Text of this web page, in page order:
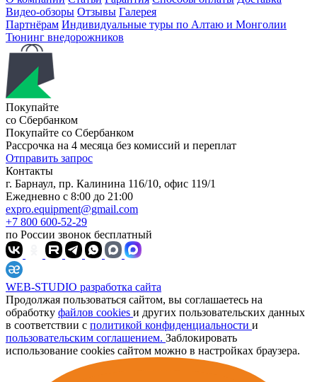
Видео-обзоры Отзывы Галерея
Партнёрам Индивидуальные туры по Алтаю и Монголии
Тюнинг внедорожников
Покупайте
со Сбербанком
Покупайте со Сбербанком
Рассрочка на 4 месяца без комиссий и переплат
Отправить запрос
Контакты
г. Барнаул, пр. Калинина 116/10, офис 119/1
Ежедневно с 8:00 до 21:00
expro.equipment@gmail.com
+7 800 600-52-29
по России звонок бесплатный
WEB-STUDIO разработка сайта
Продолжая пользоваться сайтом, вы соглашаетесь на
обработку файлов cookies и других пользовательских данных
в соответствии с политикой конфиденциальности и
пользовательским соглашением. Заблокировать
использование cookies сайтом можно в настройках браузера.